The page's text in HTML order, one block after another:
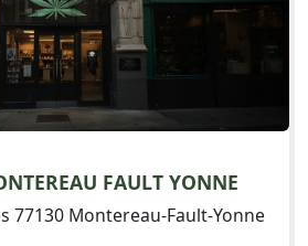
FAULT YONNE
77130 Montereau-Fault-Yonne